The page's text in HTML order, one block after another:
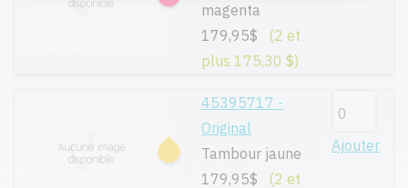
magenta
179,95$
(2 et
plus 175,30 $)
45395717 -
Original
Tambour jaune
179,95$
(2 et
Ajouter